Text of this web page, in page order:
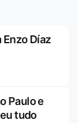
Díaz
Paulo e
tudo